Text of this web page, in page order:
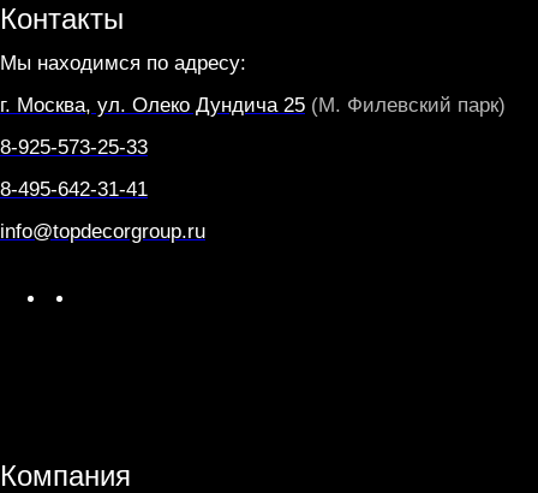
Контакты
Мы находимся по адресу:
г. Москва, ул. Олеко Дундича 25 (М. Филевский парк)
8-925-573-25-33
8-495-642-31-41
info@topdecorgroup.ru
A
r
Компания